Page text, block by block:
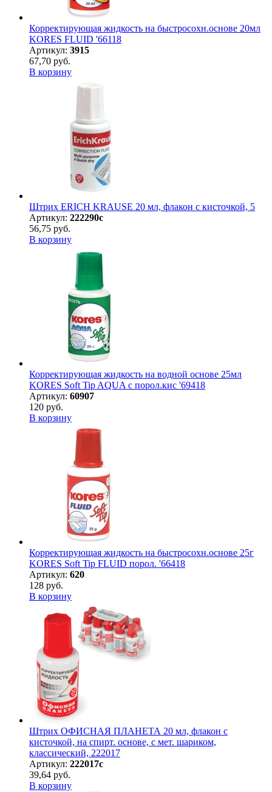
Корректирующая жидкость на быстросохн.основе 20мл
KORES FLUID '66118
Артикул: 3915
67,70 руб.
В корзину
Штрих ERICH KRAUSE 20 мл, флакон с кисточкой, 5
Артикул: 222290с
56,75 руб.
В корзину
Корректирующая жидкость на водной основе 25мл
KORES Soft Tip AQUA с порол.кис '69418
Артикул: 60907
120 руб.
В корзину
Корректирующая жидкость на быстросохн.основе 25г
KORES Soft Tip FLUID порол. '66418
Артикул: 620
128 руб.
В корзину
Штрих ОФИСНАЯ ПЛАНЕТА 20 мл, флакон с
кисточкой, на спирт. основе, с мет. шариком,
классический, 222017
Артикул: 222017с
39,64 руб.
В корзину